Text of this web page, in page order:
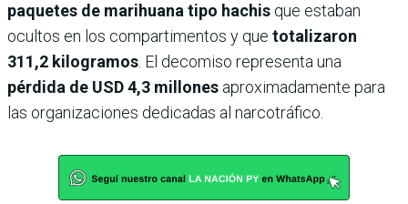
paquetes de marihuana tipo hachis que estaban
ocultos en los compartimentos y que totalizaron
311,2 kilogramos . El decomiso representa una
pérdida de USD 4,3 millones aproximadamente para
las organizaciones dedicadas al narcotráfico.